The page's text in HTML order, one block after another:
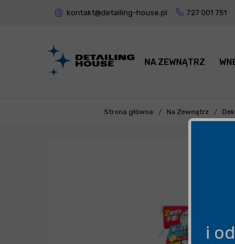
kontakt@detailing-house.pl 727 001 751
NA ZEWNĄTRZ
Strona główna Na Zewnątrz
i